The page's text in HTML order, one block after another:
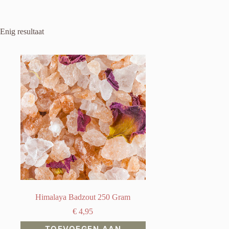
Enig resultaat
Himalaya Badzout 250 Gram
€ 4,95